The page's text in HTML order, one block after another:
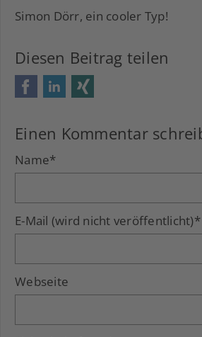
Simon Dörr, ein cooler Typ!
Diesen Beitrag teilen
FacebookLinkedIn
Einen Kommentar
Name*
E-Mail (wird nicht veröffentlicht)*
Webseite